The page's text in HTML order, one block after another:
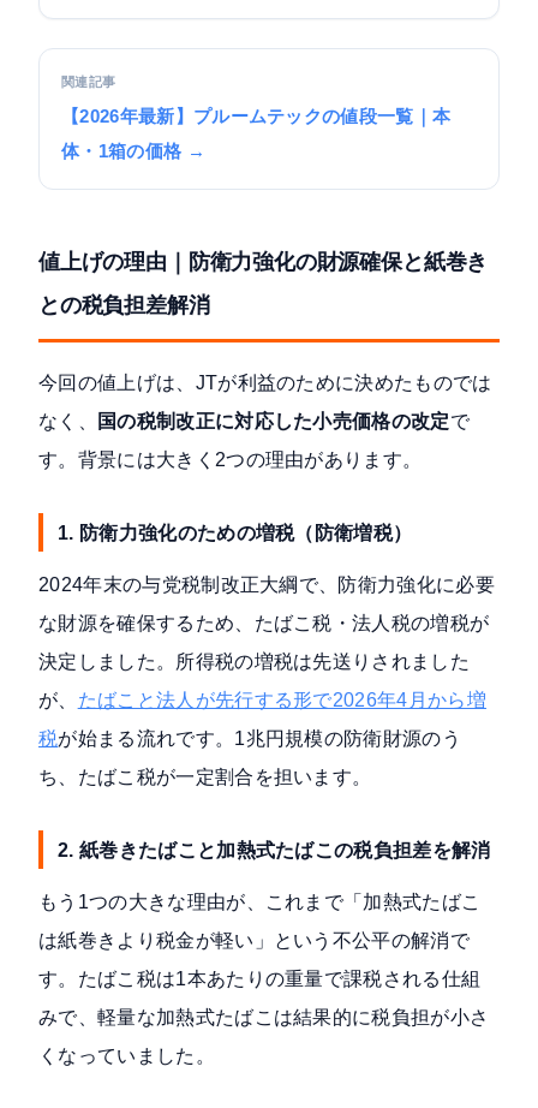
関連記事
【2026年最新】プルームテックの値段一覧｜本
体・1箱の価格 →
値上げの理由｜防衛力強化の財源確保と紙巻き
との税負担差解消
今回の値上げは、JTが利益のために決めたものでは
なく、
国の税制改正に対応した小売価格の改定で
す。背景には大きく2つの理由があります。
1. 防衛力強化のための増税（防衛増税）
2024年末の与党税制改正大綱で、防衛力強化に必要
な財源を確保するため、たばこ税・法人税の増税が
決定しました。所得税の増税は先送りされました
が、 たばこと法人が先行する形で2026年4月から増
税が始まる流れです。1兆円規模の防衛財源のう
ち、たばこ税が一定割合を担います。
2. 紙巻きたばこと加熱式たばこの税負担差を解消
もう1つの大きな理由が、これまで「加熱式たばこ
は紙巻きより税金が軽い」という不公平の解消で
す。たばこ税は1本あたりの重量で課税される仕組
みで、軽量な加熱式たばこは結果的に税負担が小さ
くなっていました。